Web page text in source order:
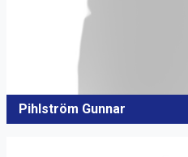
Pihlström Gunnar